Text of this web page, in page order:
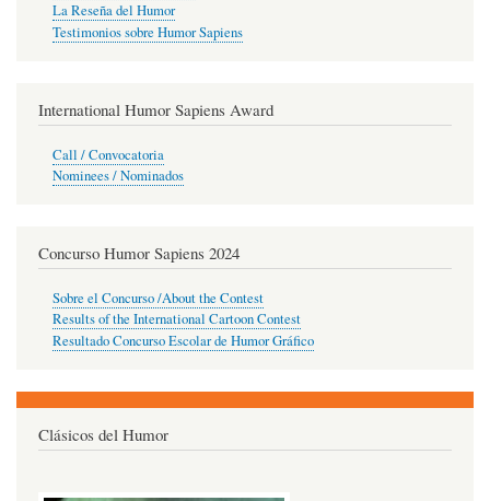
La Reseña del Humor
Testimonios sobre Humor Sapiens
International Humor Sapiens Award
Call / Convocatoria
Nominees / Nominados
Concurso Humor Sapiens 2024
Sobre el Concurso /About the Contest
Results of the International Cartoon Contest
Resultado Concurso Escolar de Humor Gráfico
Clásicos del Humor